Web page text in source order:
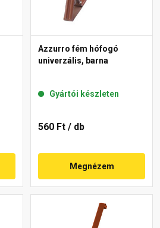
Azzurro fém hófogó
univerzális, barna
Gyártói készleten
560 Ft / db
Megnézem